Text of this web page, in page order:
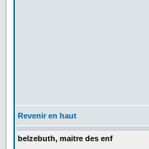
Revenir en haut
belzebuth, maitre des enf